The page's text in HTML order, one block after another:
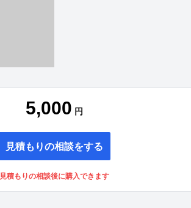
5,000 円
見積もりの相談をする
見積もりの相談後に購入できます